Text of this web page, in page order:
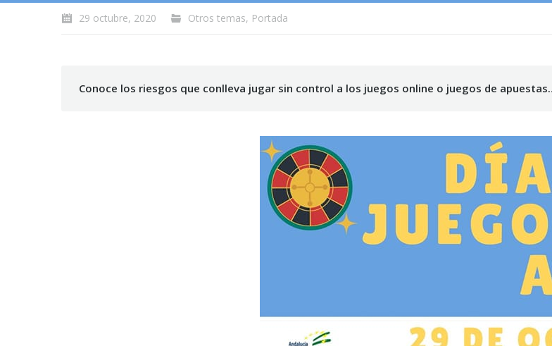
29 octubre, 2020 Otros temas, Portada
Conoce los riesgos que conlleva jugar sin control a los juegos online o juegos de